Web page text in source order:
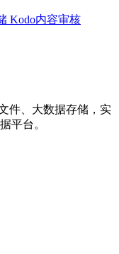
Kodo内容审核
件、大数据存储，实
平台。